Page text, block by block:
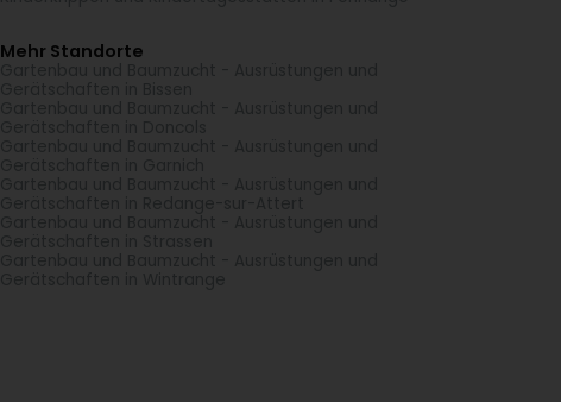
Mehr Standorte